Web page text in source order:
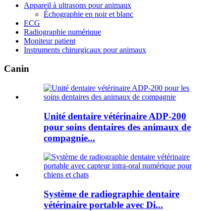
Appareil à ultrasons pour animaux
Échographie en noir et blanc
ECG
Radiographie numérique
Moniteur patient
Instruments chirurgicaux pour animaux
Canin
Unité dentaire vétérinaire ADP-200
pour soins dentaires des animaux de
compagnie...
Système de radiographie dentaire
vétérinaire portable avec Di...